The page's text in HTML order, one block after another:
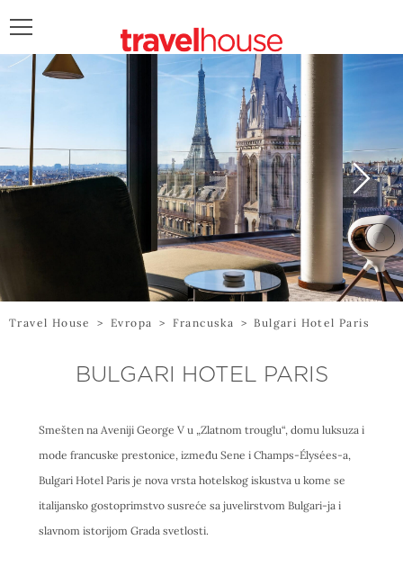
POŠALJITE UPIT
Travel House > Evropa > Francuska > Bulgari Hotel Paris
BULGARI HOTEL PARIS
Smešten na Aveniji George V u „Zlatnom trouglu“, domu luksuza i
mode francuske prestonice, između Sene i Champs-Élysées-a,
Bulgari Hotel Paris je nova vrsta hotelskog iskustva u kome se
italijansko gostoprimstvo susreće sa juvelirstvom Bulgari-ja i
slavnom istorijom Grada svetlosti.